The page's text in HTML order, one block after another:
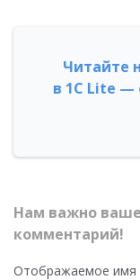
Читайте
в 1С Lite —
Нам важно
комментарий!
Отображаемое имя